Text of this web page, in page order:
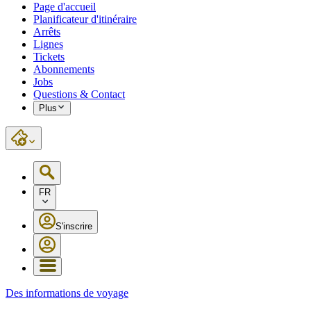
Page d'accueil
Planificateur d'itinéraire
Arrêts
Lignes
Tickets
Abonnements
Jobs
Questions & Contact
Plus
FR
S'inscrire
Des informations de voyage